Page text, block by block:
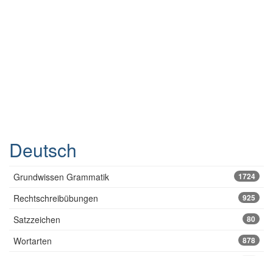
Deutsch
Grundwissen Grammatik 1724
Rechtschreibübungen 925
Satzzeichen 80
Wortarten 878